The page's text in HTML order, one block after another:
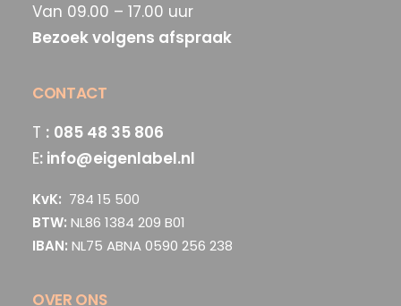
Van 09.00 – 17.00 uur
Bezoek volgens afspraak
CONTACT
T : 085 48 35 806
E: info@eigenlabel.nl
KvK: 784 15 500
BTW: NL86 1384 209 B01
IBAN: NL75 ABNA 0590 256 238
OVER ONS